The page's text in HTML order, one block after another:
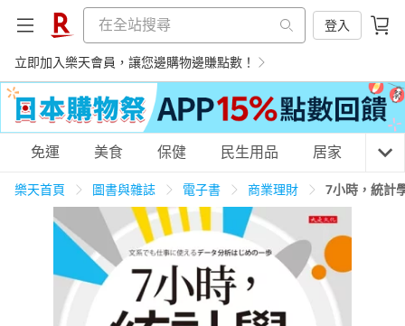
登入
立即加入樂天會員，讓您邊購物邊賺點數！
購物網分類
天天免運 美食蛋糕 養生保健 民生用品
3C家電 運動休閒
免運 美食 保健 民生用品 居家 3C
樂天首頁 圖書與雜誌 電子書 商業理財 7小時，統計